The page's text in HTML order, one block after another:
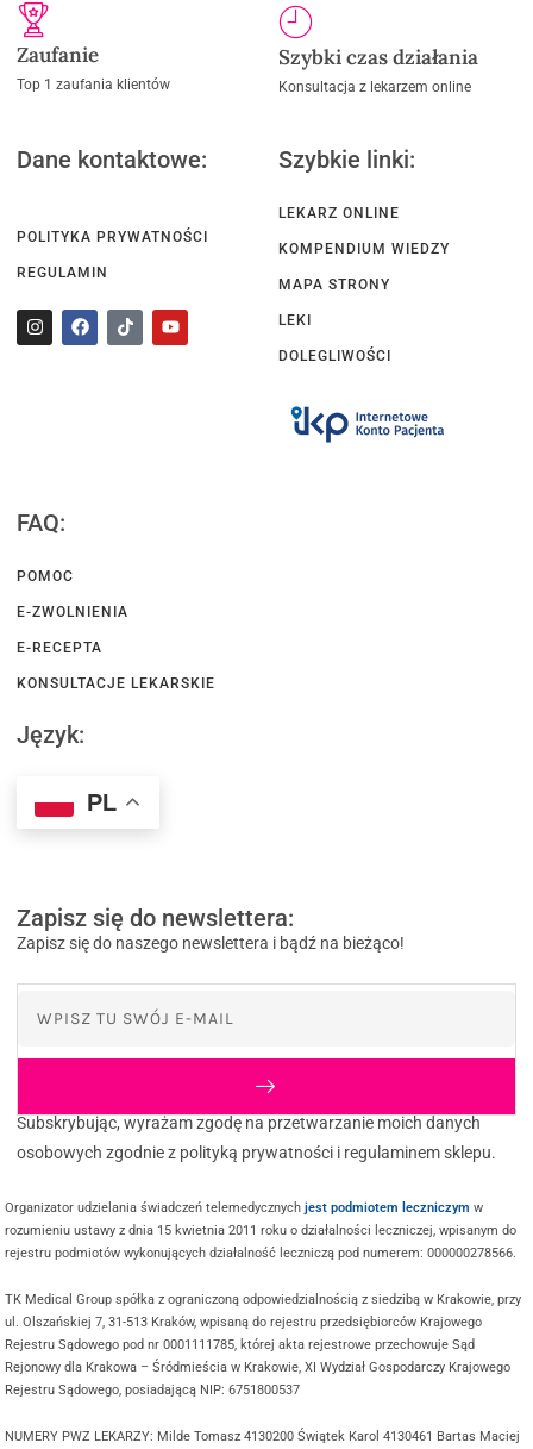
Zaufanie
Top 1 zaufania klientów
Szybki czas działania
Konsultacja z lekarzem online
Dane kontaktowe:
POLITYKA PRYWATNOŚCI
REGULAMIN
Szybkie linki:
LEKARZ ONLINE
KOMPENDIUM WIEDZY
MAPA STRONY
LEKI
DOLEGLIWOŚCI
FAQ:
POMOC
E-ZWOLNIENIA
E-RECEPTA
KONSULTACJE LEKARSKIE
Język:
PL
Zapisz się do newslettera:
Zapisz się do naszego newslettera i bądź na bieżąco!
Subskrybując, wyrażam zgodę na przetwarzanie moich danych
osobowych zgodnie z polityką prywatności i regulaminem sklepu.
Organizator udzielania świadczeń telemedycznychjest podmiotem leczniczym w
rozumieniu ustawy z dnia 15 kwietnia 2011 roku o działalności leczniczej, wpisanym do
rejestru podmiotów wykonujących działalność leczniczą pod numerem: 000000278566.
TK Medical Group spółka z ograniczoną odpowiedzialnością z siedzibą w Krakowie, przy
ul. Olszańskiej 7, 31-513 Kraków, wpisaną do rejestru przedsiębiorców Krajowego
Rejestru Sądowego pod nr 0001111785, której akta rejestrowe przechowuje Sąd
Rejonowy dla Krakowa – Śródmieścia w Krakowie, XI Wydział Gospodarczy Krajowego
Rejestru Sądowego, posiadającą NIP: 6751800537
NUMERY PWZ LEKARZY: Milde Tomasz 4130200 Świątek Karol 4130461 Bartas Maciej